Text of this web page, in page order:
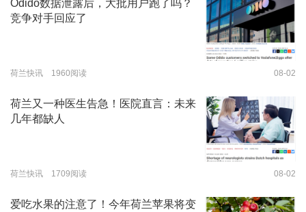
Odido数据泄露后，大批用户跑了吗？
竞争对手回应了
荷兰快讯 1960阅读 08-02
荷兰又一种医生告急！医院直言：未来
几年都缺人
荷兰快讯 1709阅读 08-02
爱吃水果的注意了！今年荷兰苹果将变